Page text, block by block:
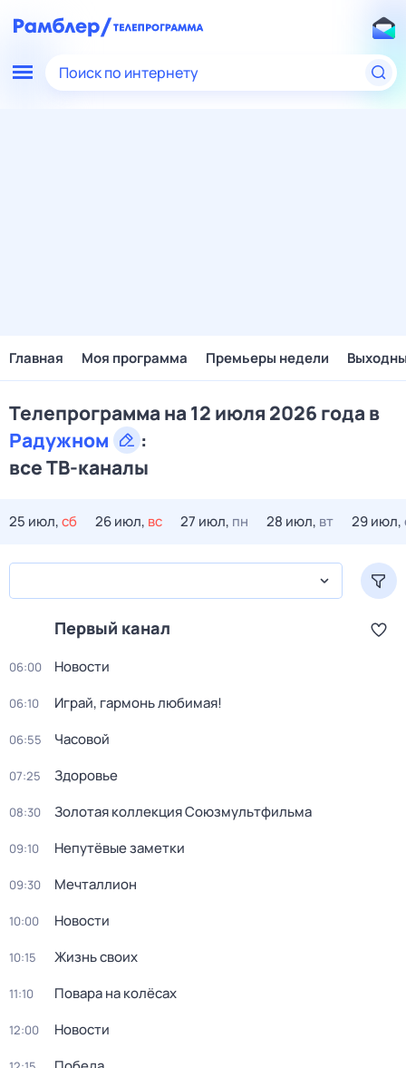
Поиск по интернету
Главная Моя программа Премьеры недели
Телепрограмма на 12 июля 2026 года в
Радужном
:
все ТВ-каналы
25 июл,сб 26 июл, вс 27 июл, пн 28 июл, вт 29 июл,
Первый канал
06:00 Новости
06:10 Играй, гармонь любимая!
06:55 Часовой
07:25 Здоровье
08:30 Золотая коллекция Союзмультфильма
09:10 Непутёвые заметки
09:30 Мечталлион
10:00 Новости
10:15 Жизнь своих
11:10 Повара на колёсах
12:00 Новости